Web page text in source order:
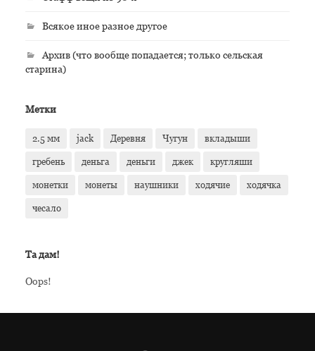
Всякое иное разное другое
Архив (что вообще попадается; только сельская
старина)
Метки
2.5 мм jack Деревня Чугун вкладыши
гребень деньга деньги джек кругляши
монетки монеты наушники ходячие ходячка
чесало
Та дам!
Oops!